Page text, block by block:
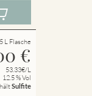
L Flasche
€
53.33€/L
12.5 % Vol
Sulfite